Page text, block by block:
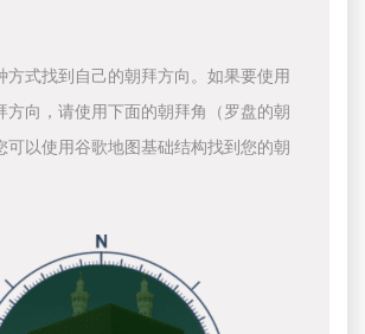
方式找到自己的朝拜方向。如果要使用
方向，请使用下面的朝拜角（罗盘的朝
可以使用谷歌地图基础结构找到您的朝